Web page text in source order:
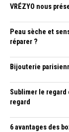
VRÉZYO nous
Peau sèche et
réparer ?
Bijouterie
Sublimer le regard
regard
6 avantages des